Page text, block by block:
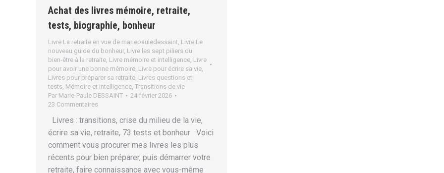
Achat des livres mémoire, retraite,
tests, biographie, bonheur
Livre La retraite en vue de mariepauledessaint Livre Le
nouveau guide du bonheur, Livre les sept piliers du
bien-être à la retraite Livre mémoire et intelligence Livre
pour avoir une bonne mémoire Livre pour écrire sa vie
Livres pour préparer sa retraite Livres questions et
tests Mémoire et intelligence Transitions de vie
Par Marie-Paule DESSAINT
24 février 2026
23 Commentaires
Livres : transitions, crise du milieu de la vie,
écrire sa vie, retraite, 73 tests et bonheur Voici
comment vous procurer mes livres les plus
récents pour bien préparer, puis démarrer votre
retraite, faire connaissance avec vous-même